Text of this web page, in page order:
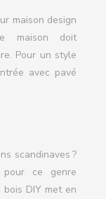
maison design
maison doit
Pour un style
avec pavé
scandinaves ?
ce genre
bois DIY met en